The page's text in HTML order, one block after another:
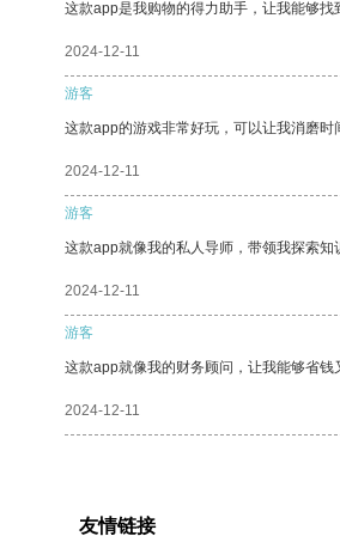
这款app是我购物的得力助手，让我能够
2024-12-11
游客
这款app的游戏非常好玩，可以让我消磨时
2024-12-11
游客
这款app就像我的私人导师，带领我探索知
2024-12-11
游客
这款app就像我的财务顾问，让我能够省钱
2024-12-11
友情链接